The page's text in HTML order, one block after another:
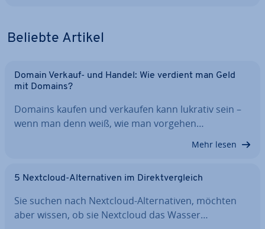
Beliebte Artikel
Domain Verkauf- und Handel: Wie verdient man Geld
mit Domains?
Domains kaufen und verkaufen kann lukrativ sein –
wenn man denn weiß, wie man vorgehen…
Mehr lesen
5 Nextcloud-Al­ter­na­ti­ven im Di­rekt­ver­gleich
Sie suchen nach Nextcloud-Al­ter­na­ti­ven, möchten
aber wissen, ob sie Nextcloud das Wasser…